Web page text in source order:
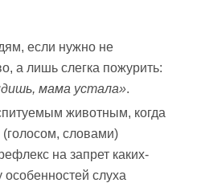
если нужно не
а лишь слегка пожурить:
мама устала».
животным, когда
(голосом, словами)
на запрет каких-
слуха